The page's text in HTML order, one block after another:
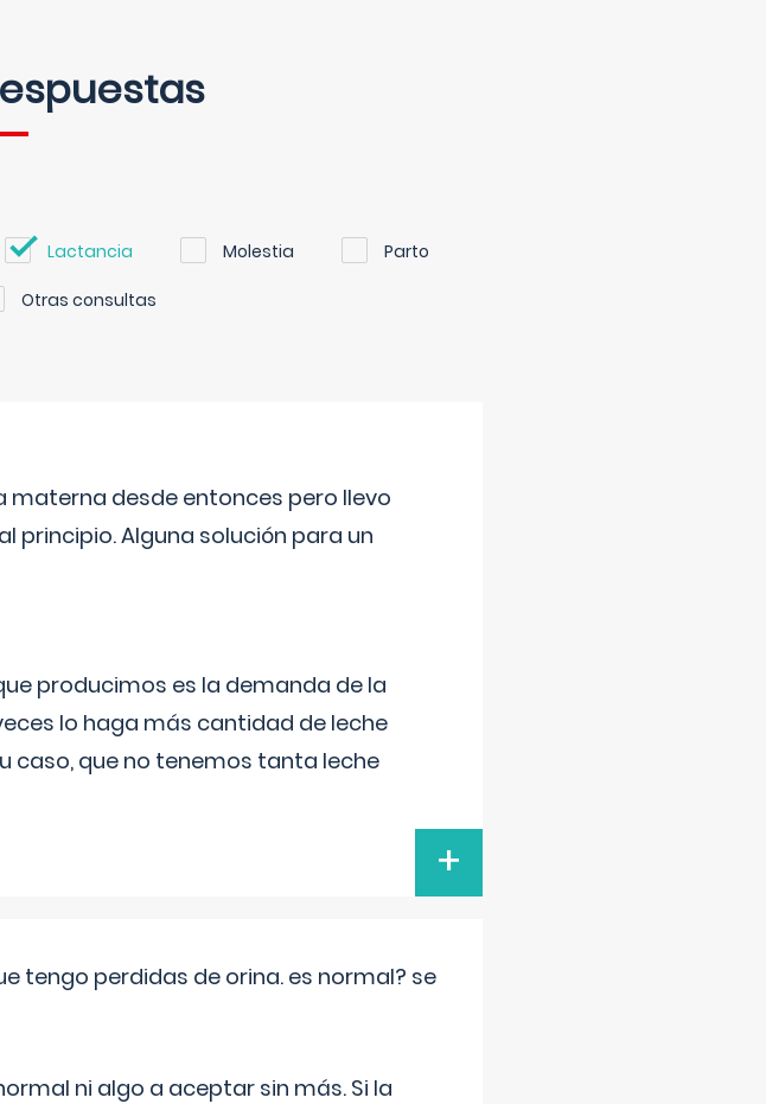
Lactancia Molestia Parto
Otras consultas
materna desde entonces pero llevo
principio. Alguna solución para un
producimos es la demanda de la
lo haga más cantidad de leche
caso, que no tenemos tanta leche
+
tengo perdidas de orina. es normal? se
ni algo a aceptar sin más. Si la